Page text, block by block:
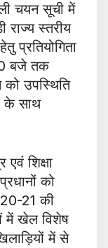
चयन सूची में
राज्य स्तरीय
प्रतियोगिता
बजे तक
को उपस्थिति
के साथ
एवं शिक्षा
को
21 की
में खेल विशेष
में से